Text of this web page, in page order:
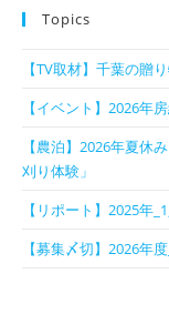
Topics
【TV取材】千葉の贈
【イベント】2026年
【農泊】2026年夏休
刈り体験」
【リポート】2025年
【募集〆切】2026年